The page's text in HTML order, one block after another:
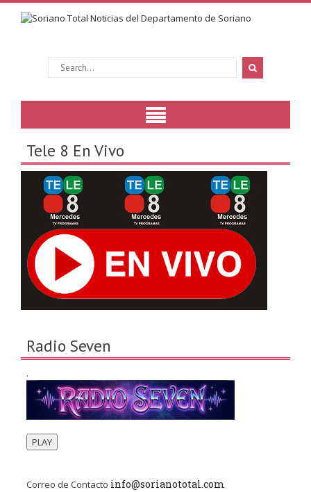
Tele 8 En Vivo
Radio Seven
.
PLAY
Correo de Contacto info@sorianototal.com